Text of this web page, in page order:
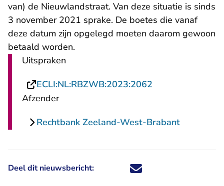
van) de Nieuwlandstraat. Van deze situatie is sinds
3 november 2021 sprake. De boetes die vanaf
deze datum zijn opgelegd moeten daarom gewoon
betaald worden.
Uitspraken
ECLI:NL:RBZWB:2023:2062
Afzender
Rechtbank Zeeland-West-Brabant
Deel dit nieuwsbericht: Deel dit nieuwsbericht via X -
Deel dit nieuwsbericht via
Deel dit nieuwsbericht
Deel dit